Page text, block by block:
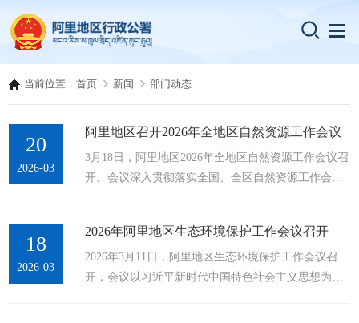
当前位置：首页 新闻 部门动态
20
2026-03
阿里地区召开2026年全地区自然资源工作会议
3月18日，阿里地区2026年全地区自然资源工作会议召
开。会议深入贯彻落实全国、全区自然资源工作会议
五”时期发展思路，安排部署2026年重点任务。行署副
专员普布扎西作出批示。地区自然资源局党组书记、
副局长扎西瓦主持会议，党组副书记、局长钟茂波作
18
2026-03
2026年阿里地区生态环境保护工作会议召开
2026年3月11日，阿里地区生态环境保护工作会议召
开，会议以习近平新时代中国特色社会主义思想为指